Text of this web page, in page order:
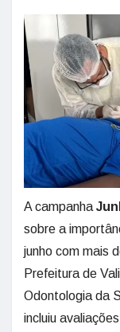
A campanha
sobre a
junho com mais
Prefeitura de
Odontologia da
incluiu